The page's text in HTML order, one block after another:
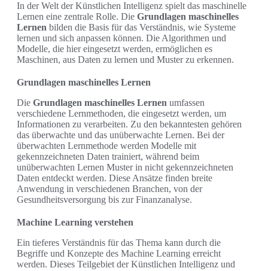
In der Welt der Künstlichen Intelligenz spielt das maschinelle
Lernen eine zentrale Rolle. Die Grundlagen maschinelles
Lernen bilden die Basis für das Verständnis, wie Systeme
lernen und sich anpassen können. Die Algorithmen und
Modelle, die hier eingesetzt werden, ermöglichen es
Maschinen, aus Daten zu lernen und Muster zu erkennen.
Grundlagen maschinelles Lernen
Die Grundlagen maschinelles Lernen umfassen
verschiedene Lernmethoden, die eingesetzt werden, um
Informationen zu verarbeiten. Zu den bekanntesten gehören
das überwachte und das unüberwachte Lernen. Bei der
überwachten Lernmethode werden Modelle mit
gekennzeichneten Daten trainiert, während beim
unüberwachten Lernen Muster in nicht gekennzeichneten
Daten entdeckt werden. Diese Ansätze finden breite
Anwendung in verschiedenen Branchen, von der
Gesundheitsversorgung bis zur Finanzanalyse.
Machine Learning verstehen
Ein tieferes Verständnis für das Thema kann durch die
Begriffe und Konzepte des Machine Learning erreicht
werden. Dieses Teilgebiet der Künstlichen Intelligenz und